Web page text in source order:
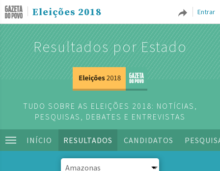
Entrar
Eleições 2018
Resultados por Estado
TUDO SOBRE AS ELEIÇÕES 2018: NOTÍCIAS,
PESQUISAS, DEBATES E ENTREVISTAS
INÍCIO RESULTADOS CANDIDATOS